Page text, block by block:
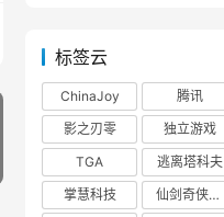
标签云
ChinaJoy 腾讯
影之刃零
独立游戏
TGA
逃离塔科夫
掌慧科技
仙剑奇侠传四